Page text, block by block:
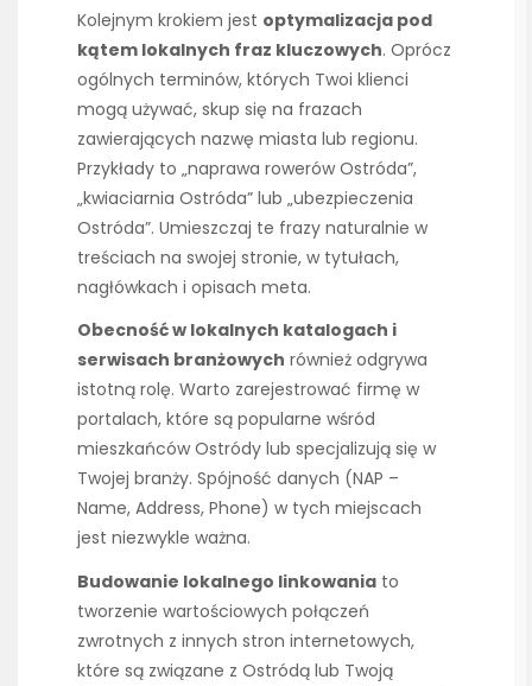
Kolejnym krokiem jest optymalizacja pod
kątem lokalnych fraz kluczowych. Oprócz
ogólnych terminów, których Twoi klienci
mogą używać, skup się na frazach
zawierających nazwę miasta lub regionu.
Przykłady to „naprawa rowerów Ostróda”,
„kwiaciarnia Ostróda” lub „ubezpieczenia
Ostróda”. Umieszczaj te frazy naturalnie w
treściach na swojej stronie, w tytułach,
nagłówkach i opisach meta.
Obecność w lokalnych katalogach i
serwisach branżowych również odgrywa
istotną rolę. Warto zarejestrować firmę w
portalach, które są popularne wśród
mieszkańców Ostródy lub specjalizują się w
Twojej branży. Spójność danych (NAP –
Name, Address, Phone) w tych miejscach
jest niezwykle ważna.
Budowanie lokalnego linkowania to
tworzenie wartościowych połączeń
zwrotnych z innych stron internetowych,
które są związane z Ostródą lub Twoją